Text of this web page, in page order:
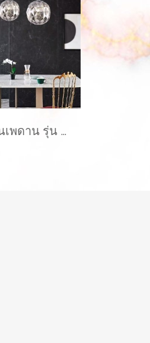
โคมไฟแขวนเพดาน รุ่น POPPIE EVE-00731 ขนาด 30x35 ซม. สำหรับใส่หลอด E27 จำนวน 1 ดวง